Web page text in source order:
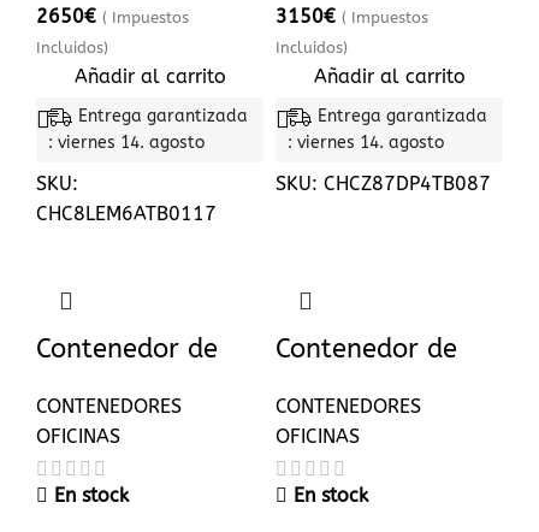
2650€ ( Impuestos
Incluidos)
Añadir al carrito
Entrega garantizada
: viernes 14. agosto
SKU:
CHC8LEM6ATB0117
3150€ ( Impuestos
Incluidos)
Añadir al carrito
Entrega garantizada
: viernes 14. agosto
SKU: CHCZ87DP4TB087
Contenedor de
CONTENEDORES
OFICINAS
En stock
Contenedor de
con paneles
sándwich
CONTENEDORES
OFICINAS
En stock